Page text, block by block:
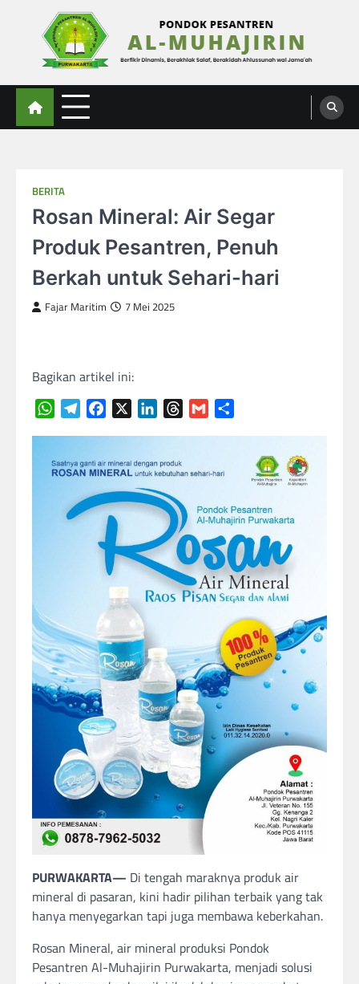
Al-Muhajirin
Berpikir Dinamis – Berakhlak Salaf – Berakidah Ahlussunah wal Jamaah
BERITA
Rosan Mineral: Air Segar
Produk Pesantren, Penuh
Berkah untuk Sehari-hari
Fajar Maritim 7 Mei 2025
Bagikan artikel ini:
WhatsAppTelegramFacebook LinkedInThreads
Gmail
PURWAKARTA— Di tengah maraknya produk air
mineral di pasaran, kini hadir pilihan terbaik yang tak
hanya menyegarkan tapi juga membawa keberkahan.
Rosan Mineral, air mineral produksi Pondok
Pesantren Al-Muhajirin Purwakarta, menjadi solusi